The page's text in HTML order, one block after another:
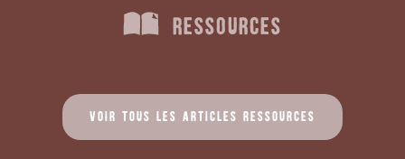
Ressources
Voir tous les articles ressources